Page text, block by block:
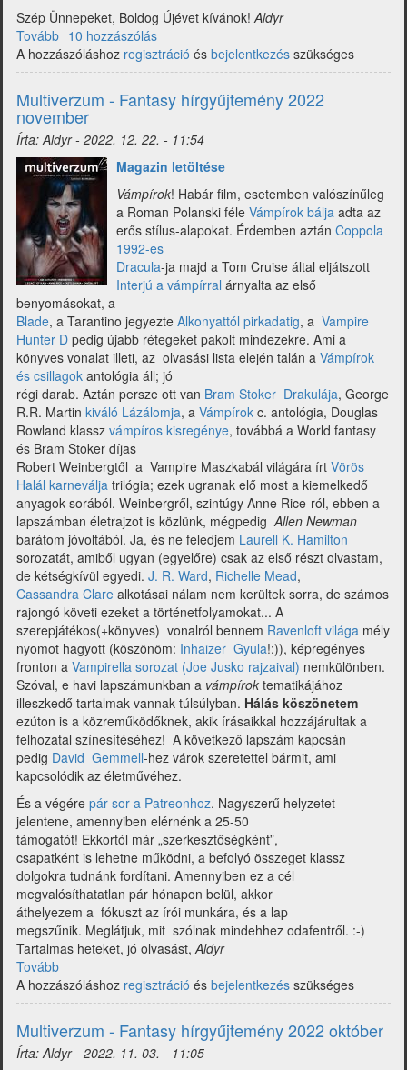
Szép Ünnepeket, Boldog Újévet kívánok!Aldyr
Tovább (Multiverzum
-
Fantasy
hírgyűjtemény
2022
december)
10 hozzászólás
A hozzászóláshoz regisztráció és bejelentkezés szükséges
Multiverzum - Fantasy hírgyűjtemény 2022
november
Írta:Aldyr- 2022. 12. 22. - 11:54
Magazin letöltése
Vámpírok! Habár film, esetemben valószínűleg
a Roman Polanski féle Vámpírok bálja adta az
erős stílus-alapokat. Érdemben aztán Coppola
1992-es
Dracula-ja majd a Tom Cruise által eljátszott
Interjú a vámpírral árnyalta az első
benyomásokat, a
Blade, a Tarantino jegyezte Alkonyattól pirkadatig, a Vampire
Hunter D pedig újabb rétegeket pakolt mindezekre. Ami a
könyves vonalat illeti, az olvasási lista elején talán a Vámpírok
és csillagok antológia áll; jó
régi darab. Aztán persze ott van Bram Stoker Drakulája, George
R.R. Martin kiváló Lázálomja, a Vámpírok c. antológia, Douglas
Rowland klassz vámpíros kisregénye, továbbá a World fantasy
és Bram Stoker díjas
Robert Weinbergtől a Vampire Maszkabál világára írt Vörös
Halál karneválja trilógia; ezek ugranak elő most a kiemelkedő
anyagok sorából. Weinbergről, szintúgy Anne Rice-ról, ebben a
lapszámban életrajzot is közlünk, mégpedigAllen Newman
barátom jóvoltából. Ja, és ne feledjem Laurell K. Hamilton
sorozatát, amiből ugyan (egyelőre) csak az első részt olvastam,
de kétségkívül egyedi. J. R. Ward, Richelle Mead,
Cassandra Clare alkotásai nálam nem kerültek sorra, de számos
rajongó követi ezeket a történetfolyamokat... A
szerepjátékos(+könyves) vonalról bennem Ravenloft világa mély
nyomot hagyott (köszönöm: Inhaizer Gyula!:)), képregényes
fronton a Vampirella sorozat (Joe Jusko rajzaival) nemkülönben.
Szóval, e havi lapszámunkban a vámpírok tematikájához
illeszkedő tartalmak vannak túlsúlyban. Hálás köszönetem
ezúton is a közreműködőknek, akik írásaikkal hozzájárultak a
felhozatal színesítéséhez! A következő lapszám kapcsán
pedig David Gemmell-hez várok szeretettel bármit, ami
kapcsolódik az életművéhez.
És a végére pár sor a Patreonhoz. Nagyszerű helyzetet
jelentene, amennyiben elérnénk a 25-50
támogatót! Ekkortól már „szerkesztőségként”,
csapatként is lehetne működni, a befolyó összeget klassz
dolgokra tudnánk fordítani. Amennyiben ez a cél
megvalósíthatatlan pár hónapon belül, akkor
áthelyezem a fókuszt az írói munkára, és a lap
megszűnik. Meglátjuk, mit szólnak mindehhez odafentről. :-)
Tartalmas heteket, jó olvasást,Aldyr
Tovább
-
Fantasy
hírgyűjtemény
2022
november)
A hozzászóláshoz regisztráció és bejelentkezés szükséges
Multiverzum - Fantasy hírgyűjtemény 2022 október
Írta:Aldyr- 2022. 11. 03. - 11:05